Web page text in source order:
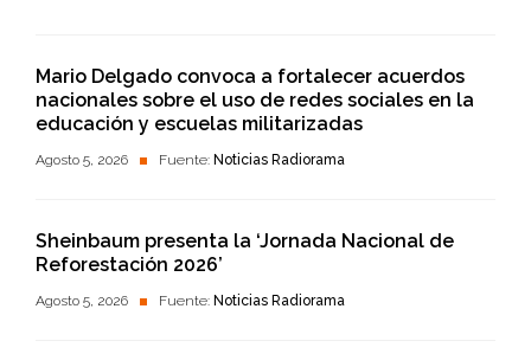
Mario Delgado convoca a fortalecer acuerdos
nacionales sobre el uso de redes sociales en la
educación y escuelas militarizadas
Agosto 5, 2026 Fuente: Noticias Radiorama
Sheinbaum presenta la ‘Jornada Nacional de
Reforestación 2026’
Agosto 5, 2026 Fuente: Noticias Radiorama